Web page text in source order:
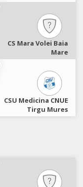
CS Mara Volei Baia
Mare
CSU Medicina CNUE
Tirgu Mures